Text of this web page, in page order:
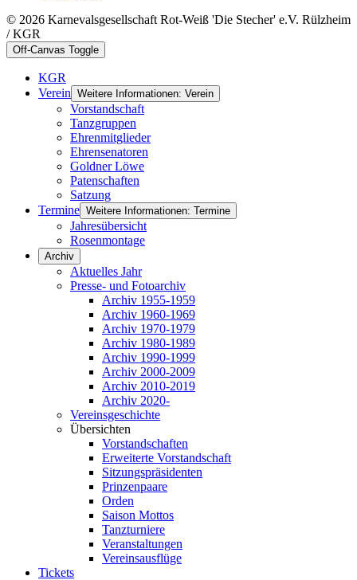
© 2026 Karnevalsgesellschaft Rot-Weiß 'Die Stecher' e.V. Rülzheim
/ KGR
Off-Canvas Toggle
KGR
Verein Weitere Informationen: Verein
Vorstandschaft
Tanzgruppen
Ehrenmitglieder
Ehrensenatoren
Goldner Löwe
Patenschaften
Satzung
Termine Weitere Informationen: Termine
Jahresübersicht
Rosenmontage
Archiv
Aktuelles Jahr
Presse- und Fotoarchiv
Archiv 1955-1959
Archiv 1960-1969
Archiv 1970-1979
Archiv 1980-1989
Archiv 1990-1999
Archiv 2000-2009
Archiv 2010-2019
Archiv 2020-
Vereinsgeschichte
Übersichten
Vorstandschaften
Erweiterte Vorstandschaft
Sitzungspräsidenten
Prinzenpaare
Orden
Saison Mottos
Tanzturniere
Veranstaltungen
Vereinsausflüge
Tickets